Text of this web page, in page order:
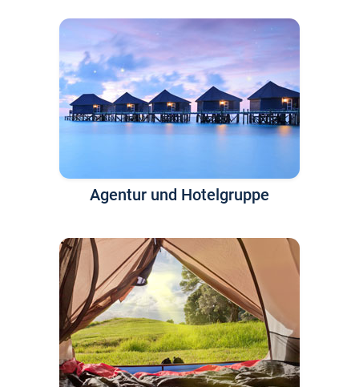
Agentur und Hotelgruppe